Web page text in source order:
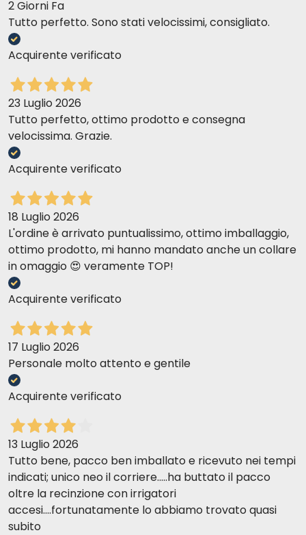
2 Giorni Fa
Tutto perfetto. Sono stati velocissimi, consigliato.
Acquirente verificato
23 Luglio 2026
Tutto perfetto, ottimo prodotto e consegna
velocissima. Grazie.
Acquirente verificato
18 Luglio 2026
L'ordine è arrivato puntualissimo, ottimo imballaggio,
ottimo prodotto, mi hanno mandato anche un collare
in omaggio 😍 veramente TOP!
Acquirente verificato
17 Luglio 2026
Personale molto attento e gentile
Acquirente verificato
13 Luglio 2026
Tutto bene, pacco ben imballato e ricevuto nei tempi
indicati; unico neo il corriere.....ha buttato il pacco
oltre la recinzione con irrigatori
accesi....fortunatamente lo abbiamo trovato quasi
subito